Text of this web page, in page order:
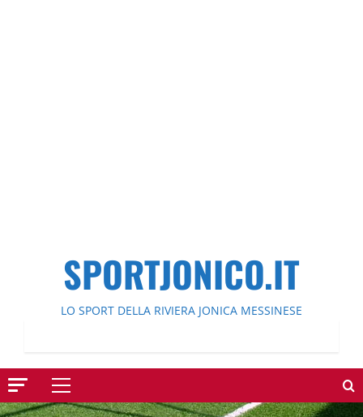
SPORTJONICO.IT
LO SPORT DELLA RIVIERA JONICA MESSINESE
Menu
principale